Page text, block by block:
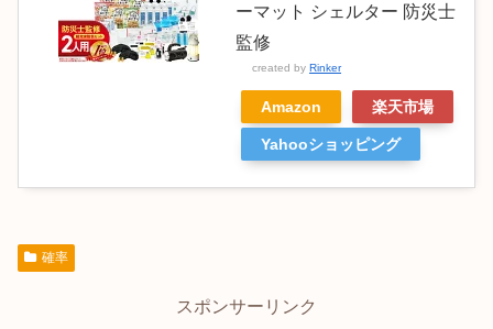
ーマット シェルター 防災士
監修
created by Rinker
Amazon 楽天市場
Yahooショッピング
確率
スポンサーリンク